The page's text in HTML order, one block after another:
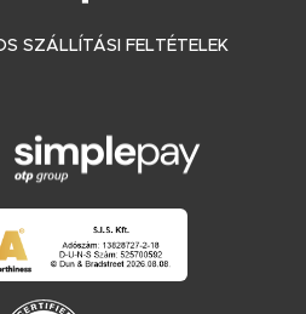
SZÁLLÍTÁSI FELTÉTELEK